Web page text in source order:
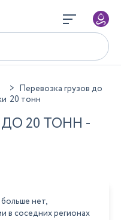
Перевозка грузов до
20 тонн
20 ТОНН -
нет,
в соседних регионах